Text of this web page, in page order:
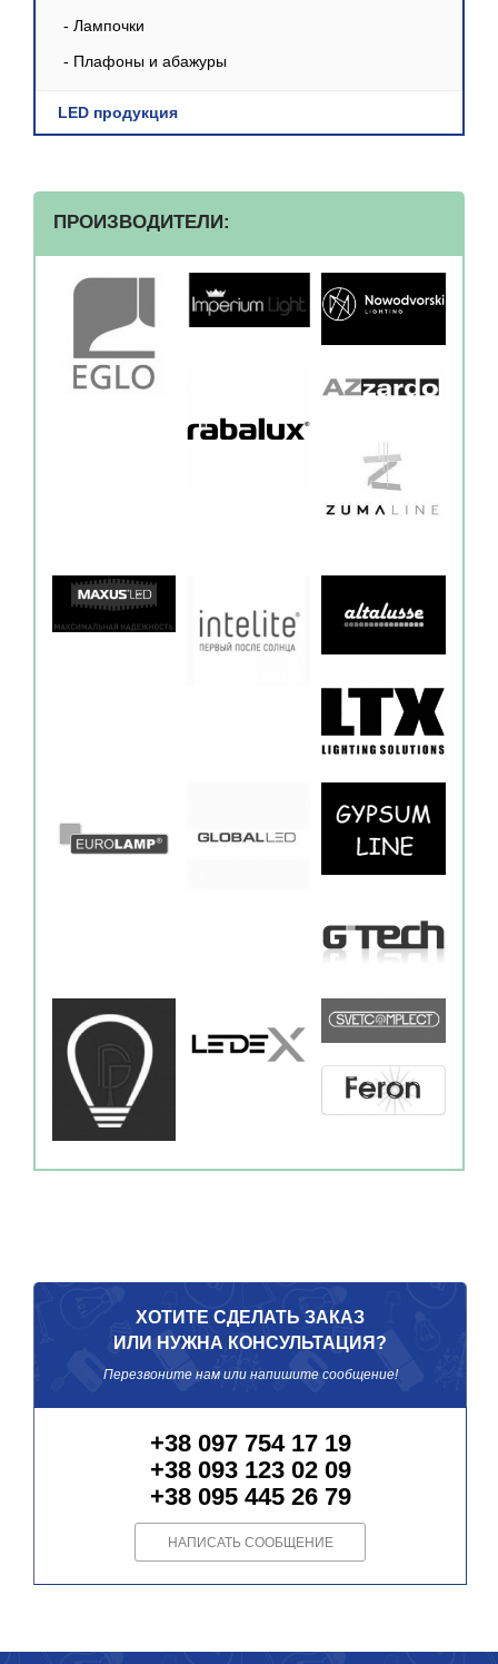
- Лампочки
- Плафоны и абажуры
LED продукция
ПРОИЗВОДИТЕЛИ:
ХОТИТЕ СДЕЛАТЬ ЗАКАЗ
ИЛИ НУЖНА КОНСУЛЬТАЦИЯ?
Перезвоните нам или напишите сообщение!
+38 097 754 17 19
+38 093 123 02 09
+38 095 445 26 79
НАПИСАТЬ СООБЩЕНИЕ